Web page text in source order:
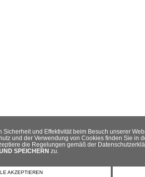
Sicherheit und Effektivität beim Besuch unserer
und der Verwendung von Cookies finden Sie in
die Regelungen gemäß der
SPEICHERN zu.
AKZEPTIEREN